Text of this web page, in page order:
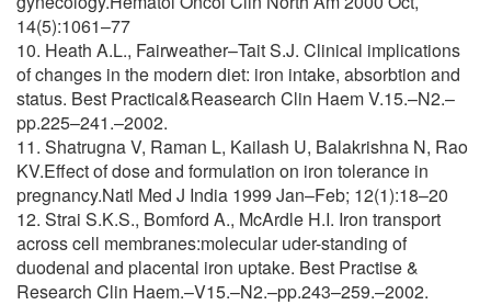
14(5):1061–77
10. Heath A.L., Fairweather–Tait S.J. Clinical implications
of changes in the modern diet: iron intake, absorbtion and
status. Best Practical&Reasearch Clin Haem V.15.–N2.–
pp.225–241.–2002.
11. Shatrugna V, Raman L, Kailash U, Balakrishna N, Rao
KV.Effect of dose and formulation on iron tolerance in
pregnancy.Natl Med J India 1999 Jan–Feb; 12(1):18–20
12. Strai S.K.S., Bomford A., McArdle H.I. Iron transport
across cell membranes:molecular uder-standing of
duodenal and placental iron uptake. Best Practise &
Research Clin Haem.–V15.–N2.–pp.243–259.–2002.